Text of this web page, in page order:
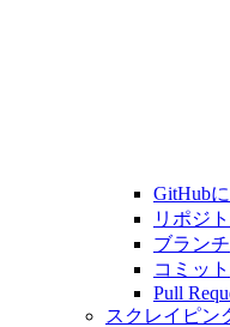
GitHub
リポジ
ブランチ
コミット
Pull
スクレイピン